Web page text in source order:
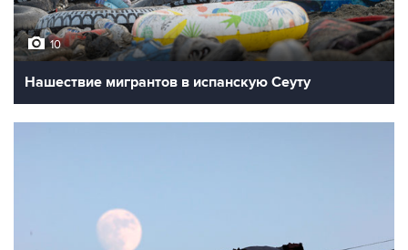
10
Нашествие мигрантов в испанскую Сеуту